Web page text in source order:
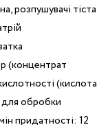
розпушувачі тіста
(концентрат
(кислота
для обробки
придатності: 12